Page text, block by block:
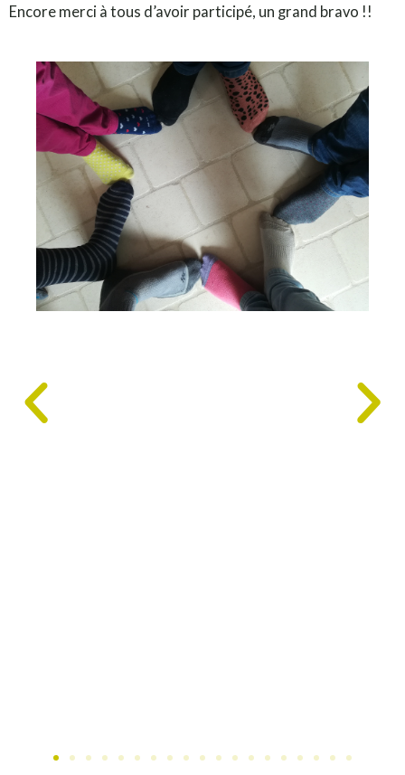
Encore merci à tous d’avoir participé, un grand bravo !!